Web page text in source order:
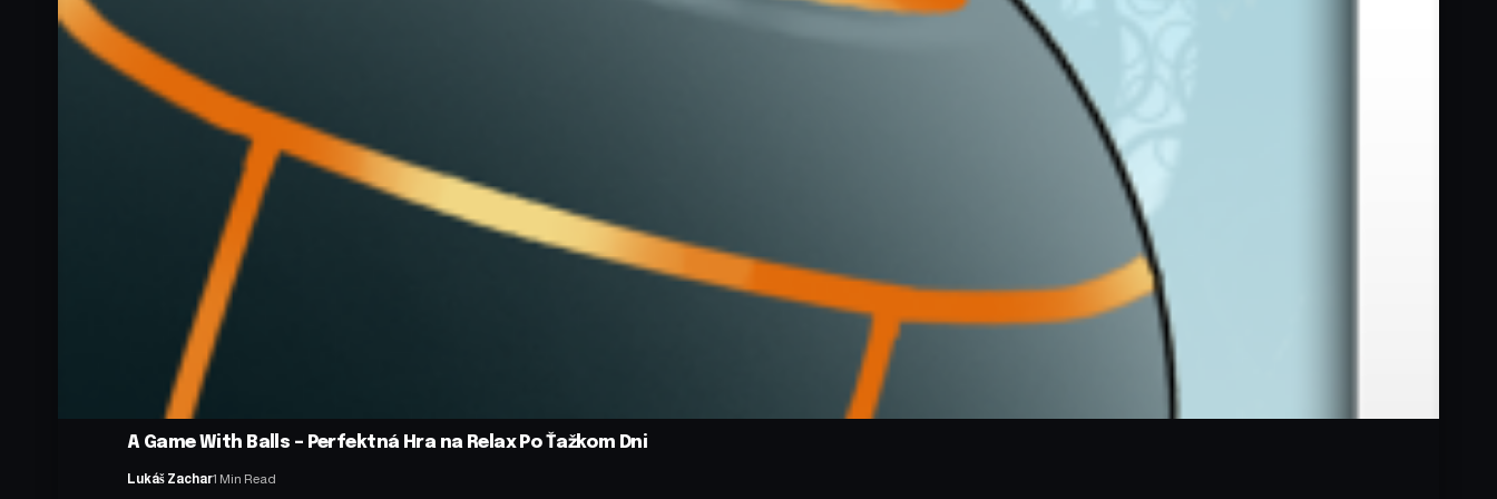
A Game With Balls – Perfektná Hra na Relax Po Ťažkom Dni
Lukáš Zachar1 Min Read